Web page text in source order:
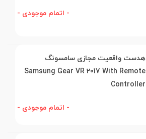
- اتمام موجودی -
هدست واقعیت مجازی سامسونگ
Samsung Gear VR 2017 With Remote
Controller
- اتمام موجودی -